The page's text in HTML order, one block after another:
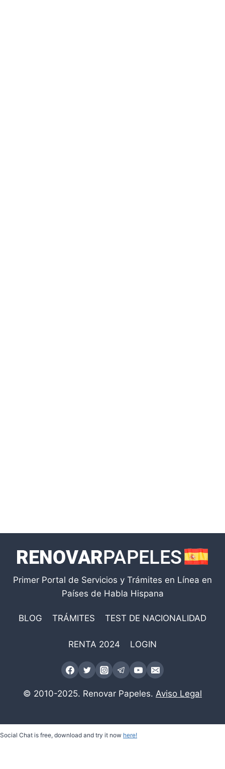
Primer Portal de Servicios y Trámites en Línea en
Países de Habla Hispana
BLOG TRÁMITES TEST DE NACIONALIDAD
RENTA 2024 LOGIN
© 2010-2025. Renovar Papeles. Aviso Legal
Social Chat is free, download and try it now here!